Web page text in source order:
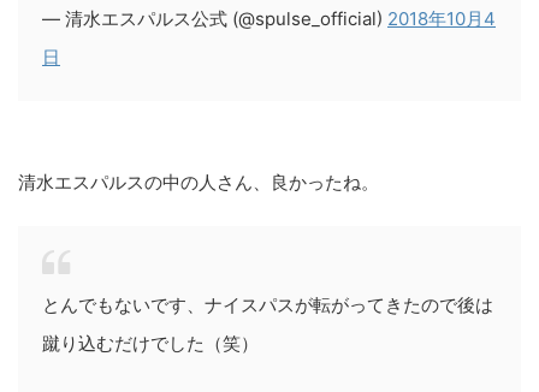
— 清水エスパルス公式 (@spulse_official) 2018年10月4
日
清水エスパルスの中の人さん、良かったね。
とんでもないです、ナイスパスが転がってきたので後は
蹴り込むだけでした（笑）